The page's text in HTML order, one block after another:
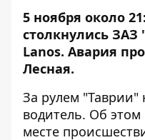
5 ноября около
столкнулись ЗАЗ
Lanos. Авария
Лесная.
За рулем "Таврии"
водитель. Об этом
месте